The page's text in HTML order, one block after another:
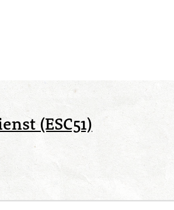
(ESC51)